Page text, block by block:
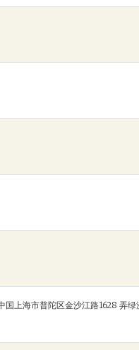
上海市普陀区金沙江路1628 弄